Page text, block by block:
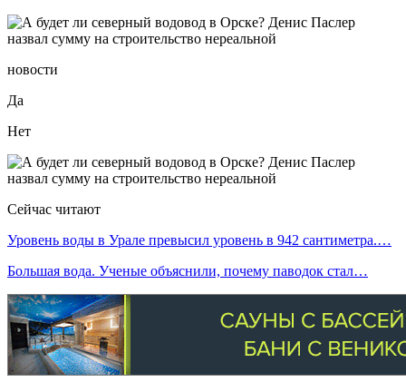
новости
Да
Нет
Сейчас читают
Уровень воды в Урале превысил уровень в 942 сантиметра.…
Большая вода. Ученые объяснили, почему паводок стал…